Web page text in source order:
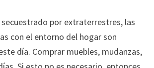
por extraterrestres, las
con el entorno del hogar son
día. Comprar muebles, mudanzas,